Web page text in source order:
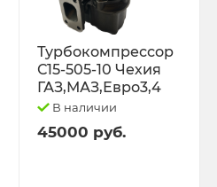
Турбокомпрессор
С15-505-10 Чехия
ГАЗ,МАЗ,Евро3,4
В наличии
45000 руб.